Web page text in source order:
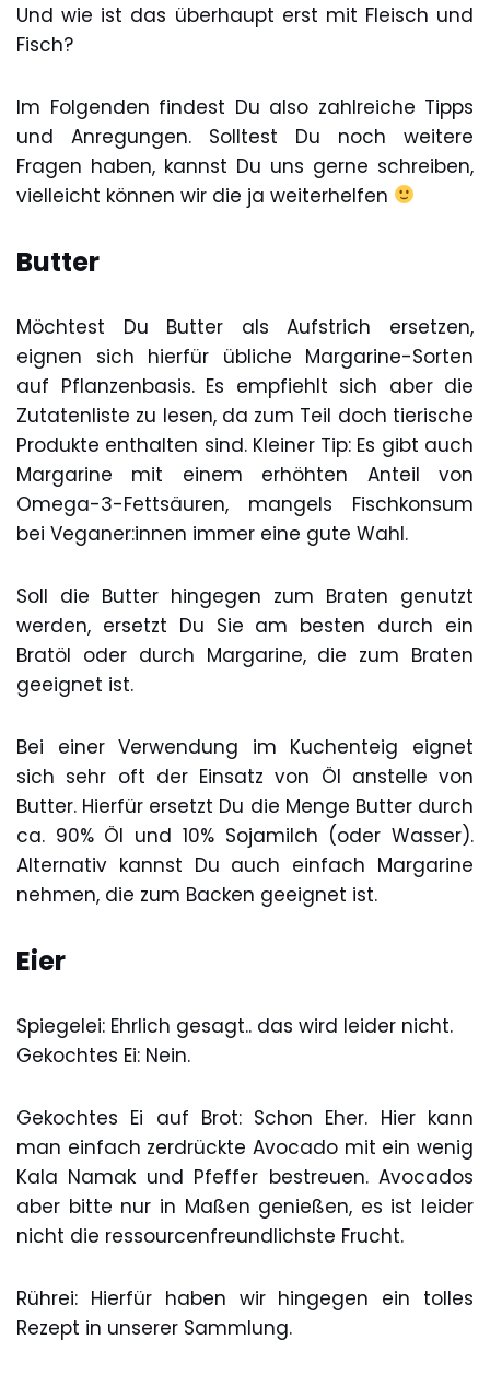
Und wie ist das überhaupt erst mit Fleisch und
Fisch?
Im Folgenden findest Du also zahlreiche Tipps
und Anregungen. Solltest Du noch weitere
Fragen haben, kannst Du uns gerne schreiben,
vielleicht können wir die ja weiterhelfen
Butter
Möchtest Du Butter als Aufstrich ersetzen,
eignen sich hierfür übliche Margarine-Sorten
auf Pflanzenbasis. Es empfiehlt sich aber die
Zutatenliste zu lesen, da zum Teil doch tierische
Produkte enthalten sind. Kleiner Tip: Es gibt auch
Margarine mit einem erhöhten Anteil von
Omega-3-Fettsäuren, mangels Fischkonsum
bei Veganer:innen immer eine gute Wahl.
Soll die Butter hingegen zum Braten genutzt
werden, ersetzt Du Sie am besten durch ein
Bratöl oder durch Margarine, die zum Braten
geeignet ist.
Bei einer Verwendung im Kuchenteig eignet
sich sehr oft der Einsatz von Öl anstelle von
Butter. Hierfür ersetzt Du die Menge Butter durch
ca. 90% Öl und 10% Sojamilch (oder Wasser).
Alternativ kannst Du auch einfach Margarine
nehmen, die zum Backen geeignet ist.
Eier
Spiegelei: Ehrlich gesagt.. das wird leider nicht.
Gekochtes Ei: Nein.
Gekochtes Ei auf Brot: Schon Eher. Hier kann
man einfach zerdrückte Avocado mit ein wenig
Kala Namak und Pfeffer bestreuen. Avocados
aber bitte nur in Maßen genießen, es ist leider
nicht die ressourcenfreundlichste Frucht.
Rührei: Hierfür haben wir hingegen ein tolles
Rezept in unserer Sammlung.